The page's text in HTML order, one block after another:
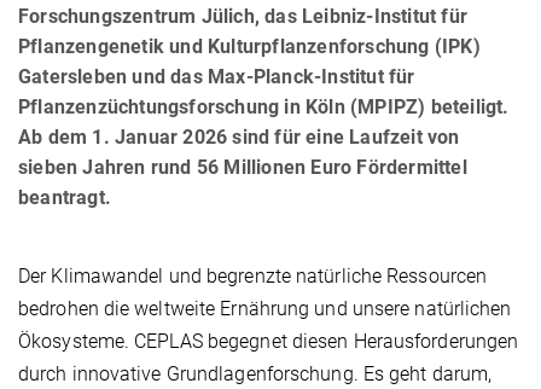
Forschungszentrum Jülich, das Leibniz-Institut für
Pflanzengenetik und Kulturpflanzenforschung (IPK)
Gatersleben und das Max-Planck-Institut für
Pflanzenzüchtungsforschung in Köln (MPIPZ) beteiligt.
Ab dem 1. Januar 2026 sind für eine Laufzeit von
sieben Jahren rund 56 Millionen Euro Fördermittel
beantragt.
Der Klimawandel und begrenzte natürliche Ressourcen
bedrohen die weltweite Ernährung und unsere natürlichen
Ökosysteme. CEPLAS begegnet diesen Herausforderungen
durch innovative Grundlagenforschung. Es geht darum,